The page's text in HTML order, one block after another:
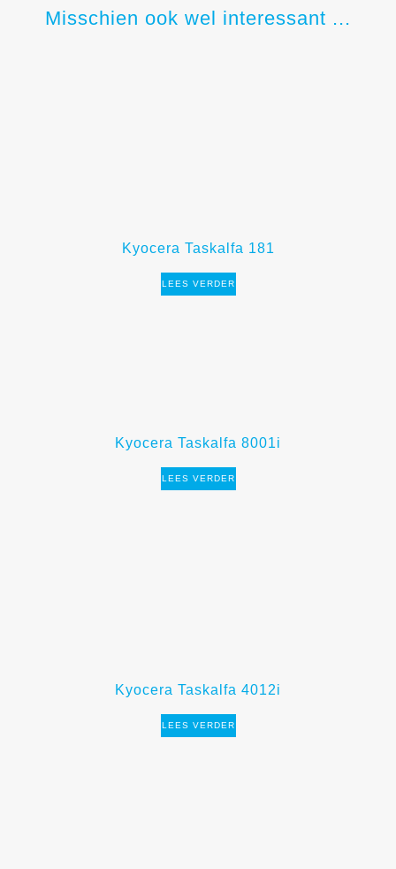
Misschien ook wel interessant ...
Kyocera Taskalfa 181
LEES VERDER
Kyocera Taskalfa 8001i
LEES VERDER
Kyocera Taskalfa 4012i
LEES VERDER